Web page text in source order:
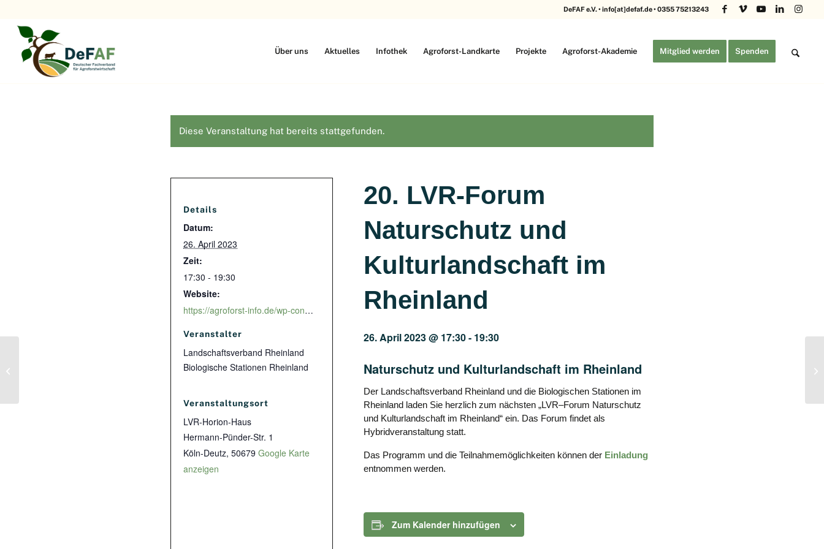
DeFAF e.V. • info[at]defaf.de • 0355 75213243
Über uns Aktuelles Infothek Agroforst-Landkarte Projekte Agroforst-Akademie Mitglied werden Spenden
Diese Veranstaltung hat bereits stattgefunden.
20. LVR-Forum
Naturschutz und
Kulturlandschaft im
Rheinland
26. April 2023 @ 17:30- 19:30
Naturschutz und Kulturlandschaft im Rheinland
Der Landschaftsverband Rheinland und die Biologischen Stationen im
Rheinland laden Sie herzlich zum nächsten „LVR–Forum Naturschutz
und Kulturlandschaft im Rheinland“ ein. Das Forum findet als
Hybridveranstaltung statt.
Das Programm und die Teilnahmemöglichkeiten können der Einladung
entnommen werden.
Zum Kalender hinzufügen
Details
Datum:
26. April 2023
Zeit:
17:30 - 19:30
Website:
https://agroforst-info.de/wp-content/uploads/2023/04/Einladung-20-LVR-Forum-Kulturlandschaft.pdf
Veranstalter
Landschaftsverband Rheinland
Biologische Stationen Rheinland
Veranstaltungsort
LVR-Horion-Haus
Hermann-Pünder-Str. 1
Köln-Deutz, 50679 Google Karte
anzeigen